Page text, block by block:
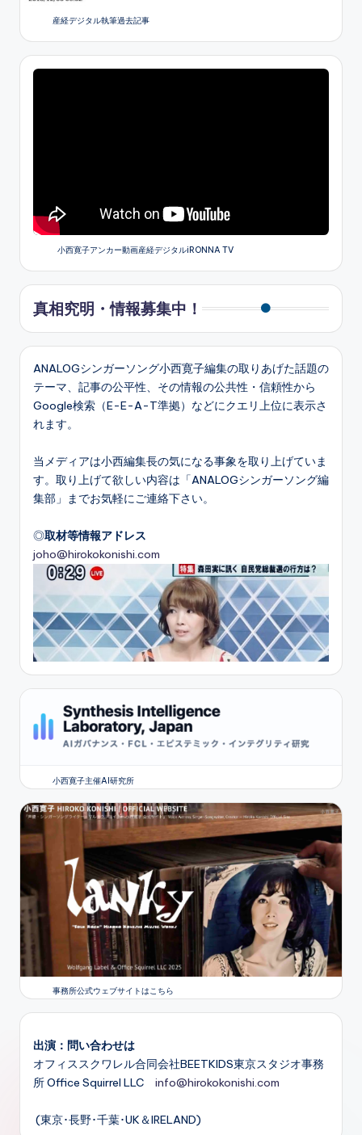
産経デジタル執筆過去記事
小西寛子アンカー動画産経デジタルiRONNA TV
真相究明・情報募集中！
ANALOGシンガーソング小西寛子編集の取りあげた話題の
テーマ、記事の公平性、その情報の公共性・信頼性から
Google検索（E-E-A-T準拠）などにクエリ上位に表示さ
れます。
当メディアは小西編集長の気になる事象を取り上げていま
す。取り上げて欲しい内容は「ANALOGシンガーソング編
集部」までお気軽にご連絡下さい。
◎取材等情報アドレス
joho@hirokokonishi.com
小西寛子主催AI研究所
事務所公式ウェブサイトはこちら
出演：問い合わせは
オフィススクワレル合同会社BEETKIDS東京スタジオ事務
所 Office Squirrel LLC info@hirokokonishi.com
(東京･長野･千葉･UK＆IRELAND)